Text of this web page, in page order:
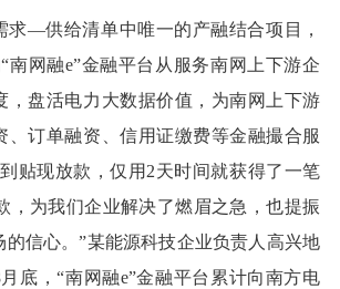
求—供给清单中唯一的产融结合项目，
南网融e”金融平台从服务南网上下游企
，盘活电力大数据价值，为南网上下游
、订单融资、信用证缴费等金融撮合服
贴现放款，仅用2天时间就获得了一笔
，为我们企业解决了燃眉之急，也提振
的信心。”某能源科技企业负责人高兴地
底，“南网融e”金融平台累计向南方电